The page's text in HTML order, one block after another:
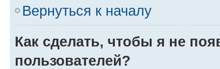
Вернуться к началу
Как сделать, чтобы я не
пользователей?